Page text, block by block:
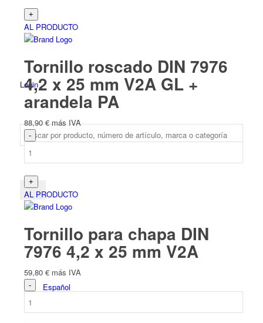
Login
Español
AL PRODUCTO
Tornillo roscado DIN 7976
4,2 x 25 mm V2A GL +
arandela PA
88,90€ más IVA
AL PRODUCTO
Tornillo para chapa DIN
7976 4,2 x 25 mm V2A
59,80 € más IVA